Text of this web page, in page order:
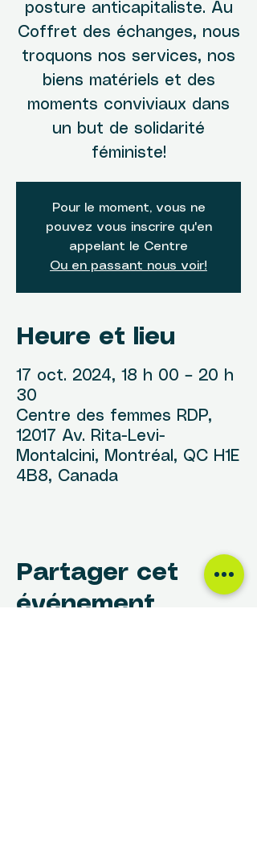
posture anticapitaliste. Au
Coffret des échanges, nous
troquons nos services, nos
biens matériels et des
moments conviviaux dans
un but de solidarité
féministe!
Pour le moment, vous ne
pouvez vous inscrire qu'en
appelant le Centre
Ou en passant nous voir!
Heure et lieu
17 oct. 2024, 18 h 00 – 20 h
30
Centre des femmes RDP,
12017 Av. Rita-Levi-
Montalcini, Montréal, QC H1E
4B8, Canada
Partager cet
événement